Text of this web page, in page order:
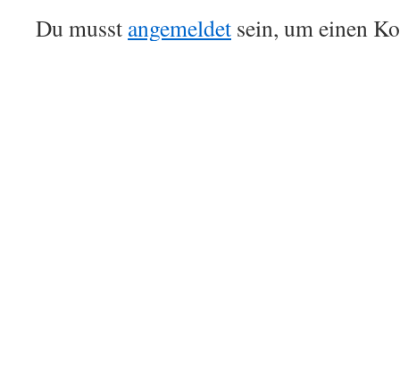
Du musst angemeldet sein, um einen